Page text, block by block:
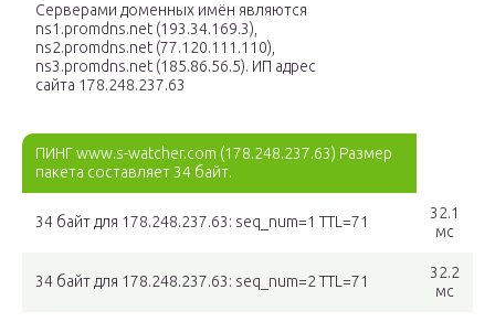
Серверами доменных имён являются
ns1.promdns.net (193.34.169.3),
ns2.promdns.net (77.120.111.110),
ns3.promdns.net (185.86.56.5). ИП адрес
сайта 178.248.237.63
ПИНГ www.s-watcher.com (178.248.237.63) Размер
пакета составляет 34 байт.
34 байт для 178.248.237.63: seq_num=1 TTL=71
32.1
мс
34 байт для 178.248.237.63: seq_num=2 TTL=71
32.2
мс